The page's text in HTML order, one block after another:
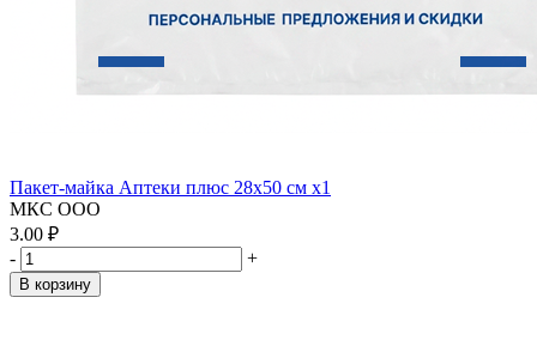
Пакет-майка Аптеки плюс 28х50 см x1
МКС ООО
3.00 ₽
-
+
В корзину